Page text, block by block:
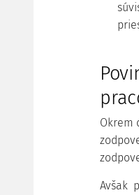
Okrem
Avšak